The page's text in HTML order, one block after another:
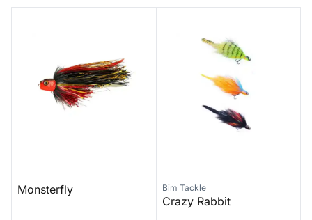
Monsterfly Bim Tackle
Crazy Rabbit